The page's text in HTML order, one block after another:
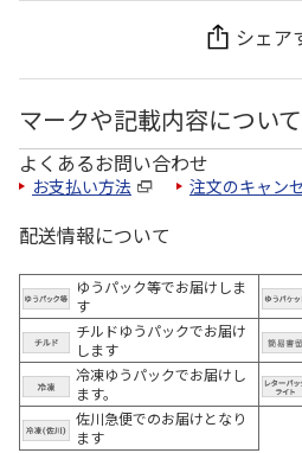
シェア
マークや記載内容について
よくあるお問い合わせ
お支払い方法 注文のキャン
配送情報について
ゆうパック等でお届けしま
す
チルドゆうパックでお届け
します
冷凍ゆうパックでお届けし
ます。
佐川急便でのお届けとなり
ます